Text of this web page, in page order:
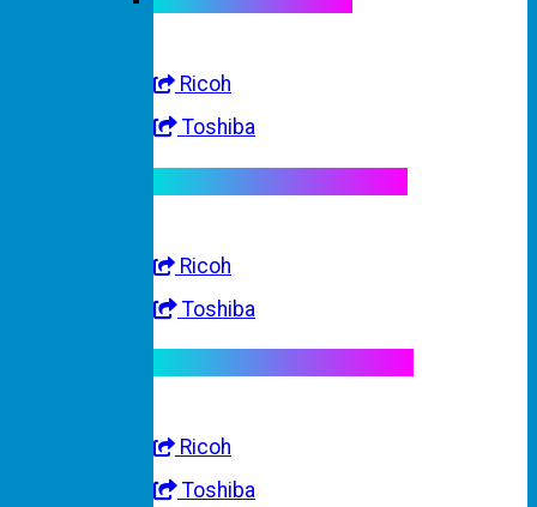
Ricoh
Toshiba
Ricoh
Toshiba
Ricoh
Toshiba